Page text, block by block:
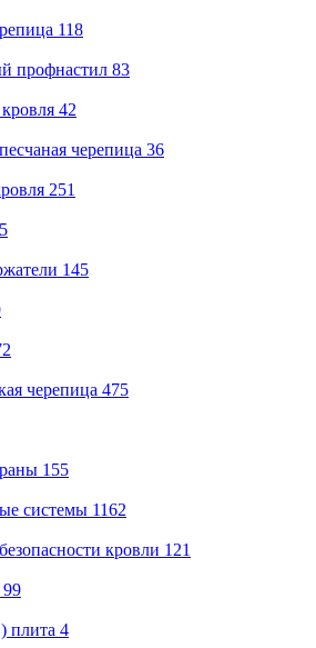
118
профнастил 83
42
черепица 36
251
145
черепица 475
155
системы 1162
кровли 121
99
плита 4